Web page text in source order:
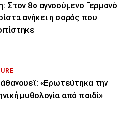
Στον 8ο αγνοούμενο Γερμανό
ανήκει η σορός που
«Ερωτεύτηκα την
μυθολογία από παιδί»